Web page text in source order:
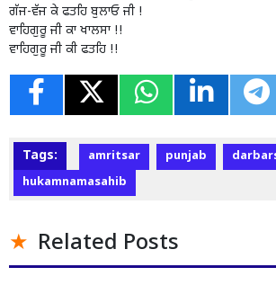
ਗੱਜ-ਵੱਜ ਕੇ ਫਤਹਿ ਬੁਲਾਓ ਜੀ !
ਵਾਹਿਗੁਰੂ ਜੀ ਕਾ ਖਾਲਸਾ !!
ਵਾਹਿਗੁਰੂ ਜੀ ਕੀ ਫਤਹਿ !!
Tags: amritsar punjab
hukamnamasahib
Related Posts